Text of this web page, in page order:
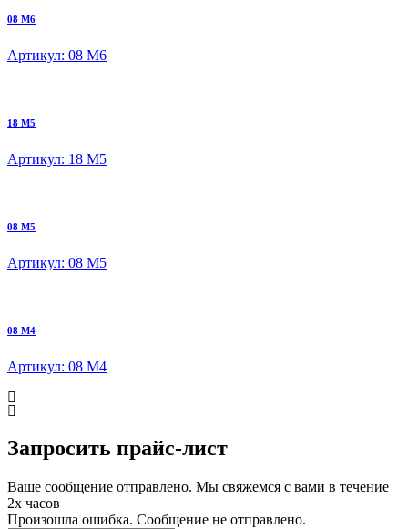
08 M6
Артикул: 08 M6
18 М5
Артикул: 18 М5
08 М5
Артикул: 08 М5
08 М4
Артикул: 08 М4
Запросить прайс-лист
Ваше сообщение отправлено. Мы свяжемся с вами в течение
2х часов
Произошла ошибка. Сообщение не отправлено.